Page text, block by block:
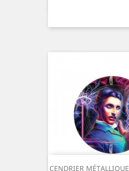
CENDRIER